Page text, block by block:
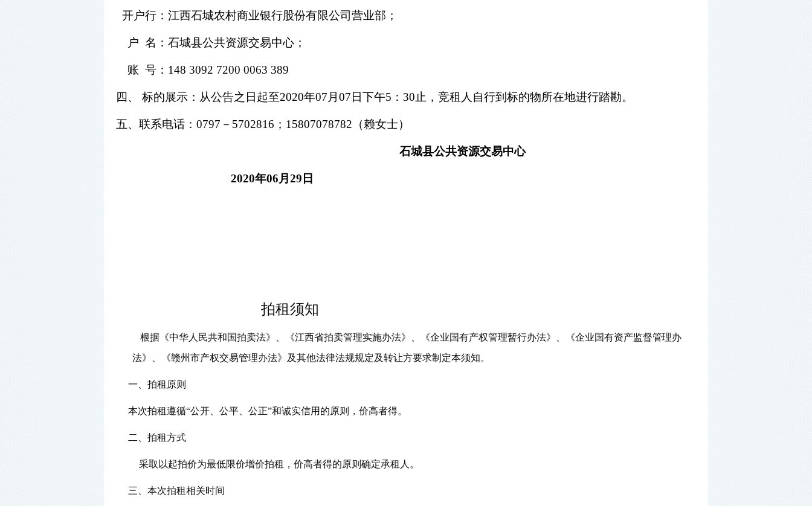
开户行： 江西石城农村商业银行股份有限公司营业部 ；
户 名： 石城县公共资源交易中心；
账 号： 148 3092 7200 0063 389
四、 标的展示：从公告之日起至2020年07 月 07 日下午5 ： 30 止，竞租人自行到标的物所在地进行踏勘。
五、联系电话： 0797－5702816；15807078782（赖女士）
石城县公共资源交易中心
2020年06月 29日
拍租须知
根据《中华人民共和国拍卖法》、《江西省拍卖管理实施办法》、《企业国有产权管理暂行办法》、《企业国有资产监督管理办
法》、《赣州市产权交易管理办法》及其他法律法规规定及转让方要求制定本须知。
一、拍租原则
本次拍租遵循“公开、公平、公正”和诚实信用的原则，价高者得。
二、拍租方式
采取以起拍价为最低限价增价拍租，价高者得的原则确定承租人。
三、 本次拍租相关时间